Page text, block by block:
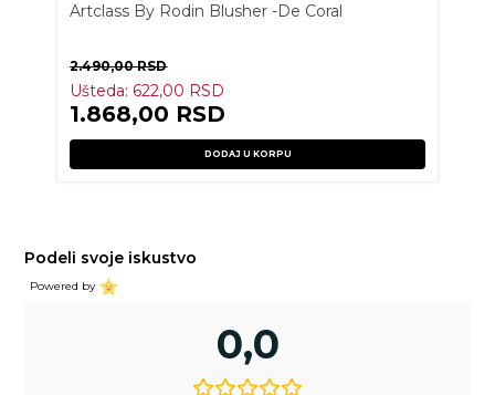
Artclass By Rodin Blusher -De Coral
2.490,00RSD
Ušteda: 622,00 RSD
1.868,00 RSD
DODAJ U KORPU
Podeli svoje iskustvo
Powered by
0,0